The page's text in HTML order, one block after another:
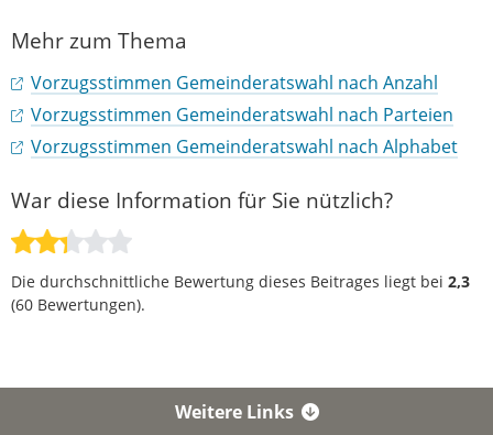
Mehr zum Thema
Vorzugsstimmen Gemeinderatswahl nach Anzahl
Vorzugsstimmen Gemeinderatswahl nach Parteien
Vorzugsstimmen Gemeinderatswahl nach Alphabet
War diese Information für Sie nützlich?
Die durchschnittliche Bewertung dieses Beitrages liegt bei 2,3
(60 Bewertungen).
Weitere Links